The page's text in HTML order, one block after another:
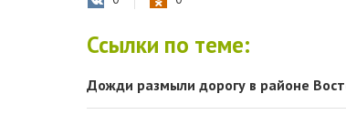
Ссылки по теме:
Дожди размыли дорогу в районе